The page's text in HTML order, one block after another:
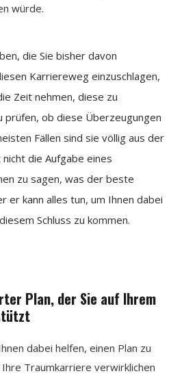
würde.
die Sie bisher davon
Karriereweg einzuschlagen,
Zeit nehmen, diese zu
prüfen, ob diese Überzeugungen
Fällen sind sie völlig aus der
die Aufgabe eines
zu sagen, was der beste
er kann alles tun, um Ihnen dabei
Schluss zu kommen.
Plan, der Sie auf Ihrem
dabei helfen, einen Plan zu
Traumkarriere verwirklichen